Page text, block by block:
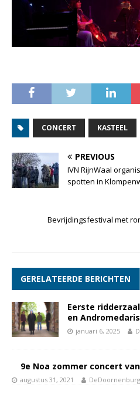
CONCERT KASTEEL
PREVIOUS
IVN RijnWaal
spotten in
Bevrijdingsfestival met
GERELATEERDE BERICHTEN
Eerste
en Andromedaris
januari 6, 2025
9e Noa zommer concert
augustus 31, 2021